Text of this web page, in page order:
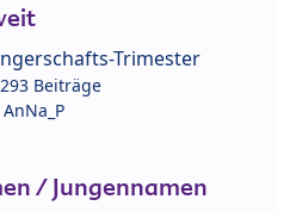
Trimester
Beiträge
AnNa_P
/ Jungennamen